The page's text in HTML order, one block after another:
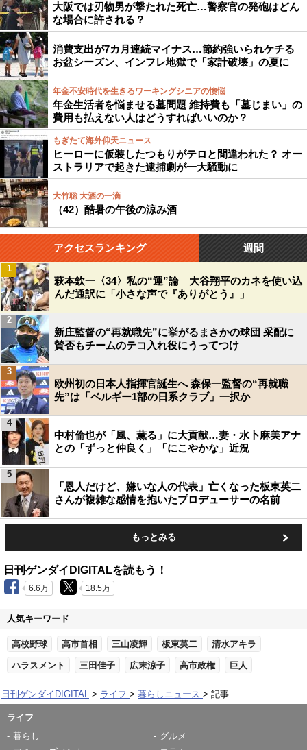
大阪では刃物男が撃たれた死亡…警察官の発砲はどん
な場合に許される？
消費支出が7カ月連続マイナス…節約強いられケチる
お盆シーズン、インフレ地獄で「家計破壊」の夏に
年金不安時代を生きるワーキングシニアの懊悩
年金生活者を悩ませる墓問題 維持費も「墓じまい」の
費用も払えない人はどうすればいいのか？
もぎたて海外仰天ニュース
ヒーローに仮装したつもりがテロと間違われた？ オー
ストラリアで起きた逮捕劇が一大騒動に
大竹聡 大酒の一滴
（42）酷暑の午後の涼み酒
アクセスランキング 週間
萩本欽一〈34〉私の“運”論 大谷翔平のカネを使い込
んだ通訳に「小さな声で『ありがとう』」
1
新庄監督の“再就職先”に挙がるまさかの球団 采配に
賛否もチームのテコ入れ役にうってつけ
2
欧州初の日本人指揮官誕生へ 森保一監督の“再就職
先”は「ベルギー1部の日系クラブ」一択か
3
中村倫也が「風、薫る」に大貢献…妻・水卜麻美アナ
との「ずっと仲良く」「にこやかな」近況
4
「恩人だけど、嫌いな人の代表」亡くなった板東英二
さんが複雑な感情を抱いたプロデューサーの名前
5
もっとみる
日刊ゲンダイDIGITALを読もう！
6.6万 18.5万
人気キーワード
高校野球 高市首相 三山凌輝 板東英二 清水アキラ
ハラスメント 三田佳子 広末涼子 高市政権 巨人
日刊ゲンダイDIGITAL ライフ 暮らしニュース 記事
ライフ
暮らし
グルメ